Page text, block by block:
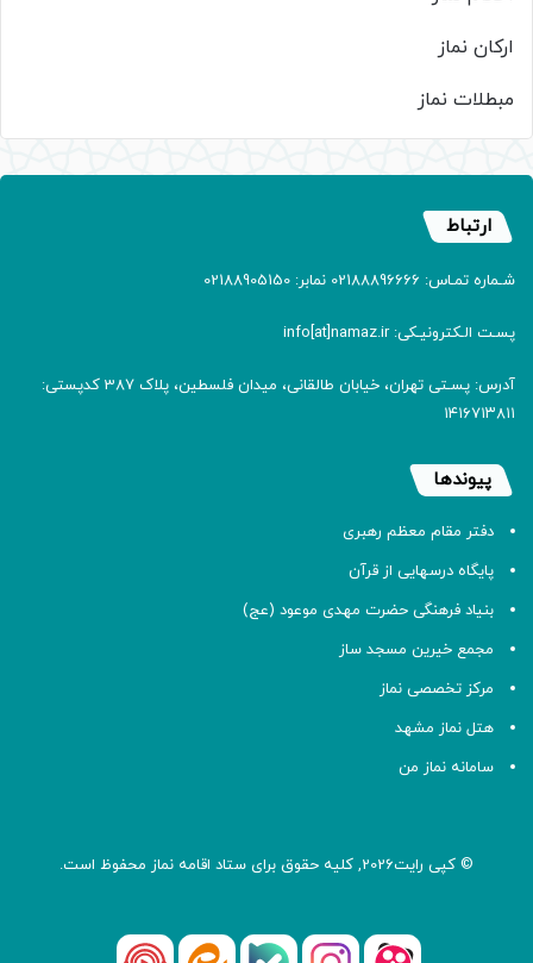
ارکان نماز
مبطلات نماز
ارتباط
شـماره تمـاس: 02188896666 نمابر: 02188905150
پسـت الـکترونیـکی: info[at]namaz.ir
آدرس: پسـتی تهران، خیابان طالقانی، میدان فلسطین، پلاک 387 کدپستی:
۱۴۱۶۷۱۳۸۱۱
پیوندها
دفتر مقام معظم رهبری
پایگاه درسهایی از قرآن
بنیاد فرهنگی حضرت مهدی موعود (عج)
مجمع خیرین مسجد ساز
مرکز تخصصی نماز
هتل نماز مشهد
سامانه نماز من
© کپی رایت2026, کلیه حقوق برای ستاد اقامه نماز محفوظ است.